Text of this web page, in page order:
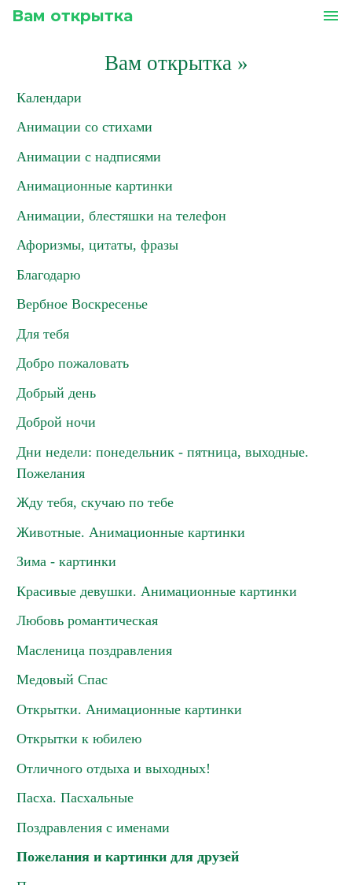
Вам открытка menu
Вам открытка»
Календари
Анимации со стихами
Анимации с надписями
Анимационные картинки
Анимации, блестяшки на телефон
Афоризмы, цитаты, фразы
Благодарю
Вербное Воскресенье
Для тебя
Добро пожаловать
Добрый день
Доброй ночи
Дни недели: понедельник - пятница, выходные.
Пожелания
Жду тебя, скучаю по тебе
Животные. Анимационные картинки
Зима - картинки
Красивые девушки. Анимационные картинки
Любовь романтическая
Масленица поздравления
Медовый Спас
Открытки. Анимационные картинки
Открытки к юбилею
Отличного отдыха и выходных!
Пасха. Пасхальные
Поздравления с именами
Пожелания и картинки для друзей